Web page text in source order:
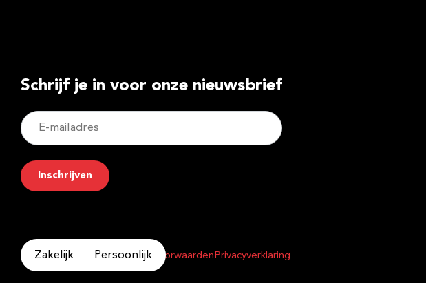
Schrijf je in voor onze nieuwsbrief
E-
mailadres
Inschrijven
Copyright 2026 Algemene voorwaardenPrivacyverklaring
Zakelijk Persoonlijk